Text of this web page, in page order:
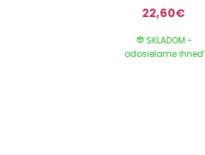
22,60€
SKLADOM -
odosielame ihneď